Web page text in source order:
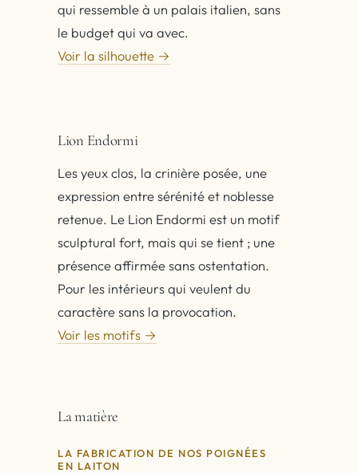
qui ressemble à un palais italien, sans
le budget qui va avec.
Voir la silhouette →
Lion Endormi
Les yeux clos, la crinière posée, une
expression entre sérénité et noblesse
retenue. Le Lion Endormi est un motif
sculptural fort, mais qui se tient ; une
présence affirmée sans ostentation.
Pour les intérieurs qui veulent du
caractère sans la provocation.
Voir les motifs →
La matière
LA FABRICATION DE NOS POIGNÉES
EN LAITON